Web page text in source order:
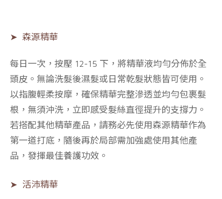
➤ 森源精華
每日一次，按壓 12-15 下 ，將精華液均勻分佈於全
頭皮。無論洗髮後濕髮或日常乾髮狀態皆可使用。
以指腹輕柔按摩，確保精華完整滲透並均勻包裹髮
根， 無須沖洗 ，立即感受髮絲直徑提升的支撐力。
若搭配其他精華產品， 請務必先使用森源精華作為
第一道打底 ，隨後再於局部需加強處使用其他產
品，發揮最佳養護功效。
➤ 活沛精華